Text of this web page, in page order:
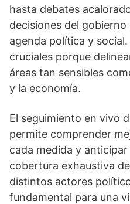
hasta debates
decisiones del
agenda política y
cruciales porque
áreas tan sensibles
y la economía.
El seguimiento en vivo
permite comprender
cada medida y
cobertura exhaustiva
distintos actores
fundamental para una